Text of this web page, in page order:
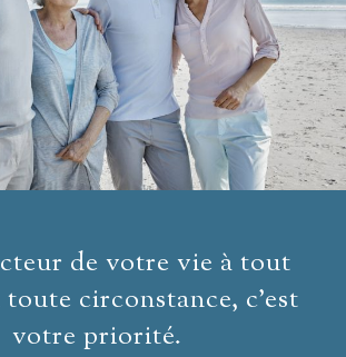
de votre vie à tout
toute circonstance, c’est
votre priorité.